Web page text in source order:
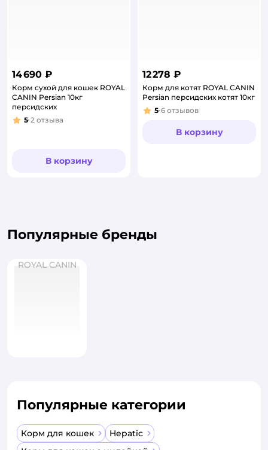
14 690 ₽
Корм сухой для кошек ROYAL
CANIN Persian 10кг
персидских
Рейтинг:
5 2 отзыва
В корзину
12 278 ₽
Корм для котят ROYAL CANIN
Persian персидских котят 10кг
Рейтинг:
5 6 отзывов
В корзину
Популярные бренды
ROYAL CANIN
Популярные категории
Корм для кошек
Hepatic